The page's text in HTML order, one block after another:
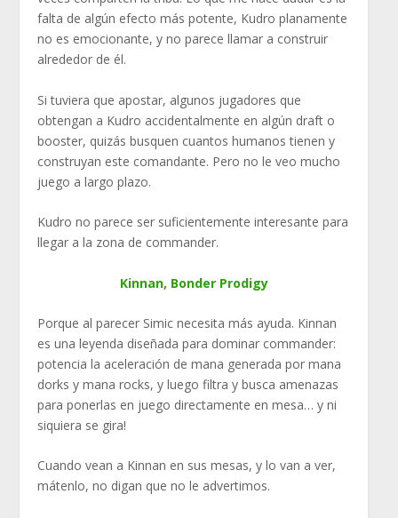
falta de algún efecto más potente, Kudro planamente
no es emocionante, y no parece llamar a construir
alrededor de él.
Si tuviera que apostar, algunos jugadores que
obtengan a Kudro accidentalmente en algún draft o
booster, quizás busquen cuantos humanos tienen y
construyan este comandante. Pero no le veo mucho
juego a largo plazo.
Kudro no parece ser suficientemente interesante para
llegar a la zona de commander.
Kinnan, Bonder Prodigy
Porque al parecer Simic necesita más ayuda. Kinnan
es una leyenda diseñada para dominar commander:
potencia la aceleración de mana generada por mana
dorks y mana rocks, y luego filtra y busca amenazas
para ponerlas en juego directamente en mesa… y ni
siquiera se gira!
Cuando vean a Kinnan en sus mesas, y lo van a ver,
mátenlo, no digan que no le advertimos.